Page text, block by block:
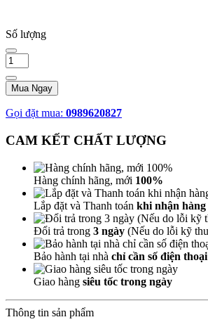
Số lượng
Mua Ngay
Gọi đặt mua: 0989620827
CAM KẾT CHẤT LƯỢNG
Hàng chính hãng, mới 100%
Lắp đặt và Thanh toán khi nhận hàng
Đổi trả trong 3 ngày (Nếu do lỗi kỹ
Bảo hành tại nhà chỉ cần số điện thoại
Giao hàng siêu tốc trong ngày
Thông tin sản phẩm